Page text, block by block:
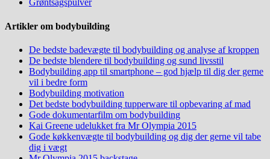
Grøntsagspulver
Artikler om bodybuilding
De bedste badevægte til bodybuilding og analyse af kroppen
De bedste blendere til bodybuilding og sund livsstil
Bodybuilding app til smartphone – god hjælp til dig der gerne
vil i bedre form
Bodybuilding motivation
Det bedste bodybuilding tupperware til opbevaring af mad
Gode dokumentarfilm om bodybuilding
Kai Greene udelukket fra Mr Olympia 2015
Gode køkkenvægte til bodybuilding og dig der gerne vil tabe
dig i vægt